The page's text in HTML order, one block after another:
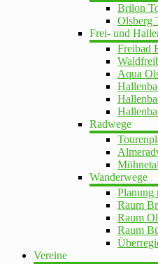
Brilon
Olsberg
Frei- und
Freibad
Aqua
Radwege
Wanderwege
Planung
Raum
Raum
Raum
Vereine